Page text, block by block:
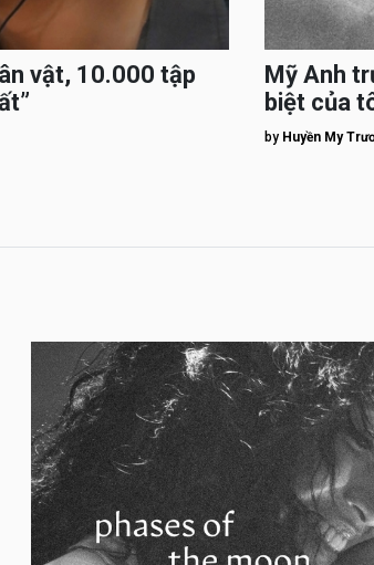
vật, 10.000 tập
Mỹ Anh
biệt của
by Huyền My